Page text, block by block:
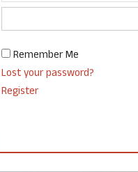
Remember Me
Lost your password?
Register